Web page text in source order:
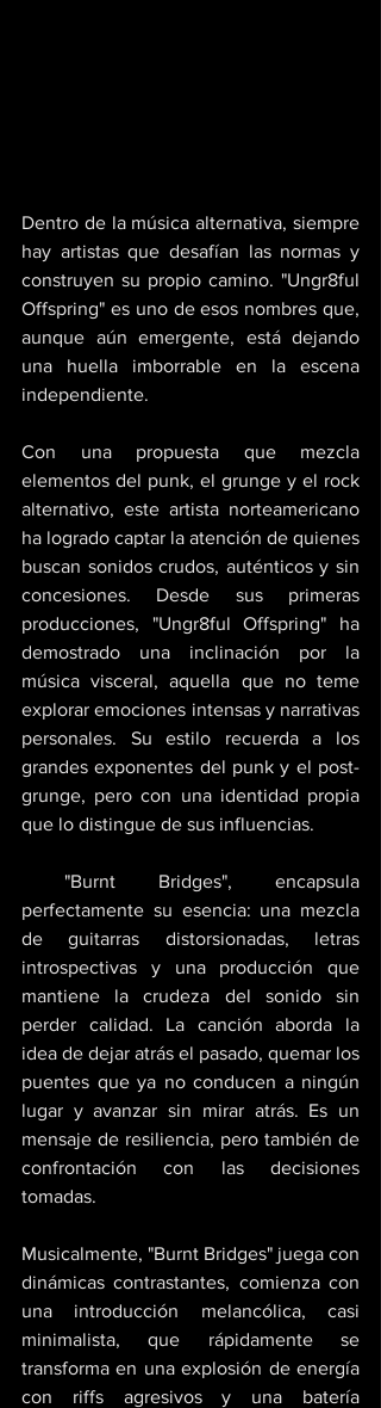
Dentro de la música alternativa, siempre
hay artistas que desafían las normas y
construyen su propio camino. "Ungr8ful
Offspring" es uno de esos nombres que,
aunque aún emergente, está dejando
una huella imborrable en la escena
independiente.
Con una propuesta que mezcla
elementos del punk, el grunge y el rock
alternativo, este artista norteamericano
ha logrado captar la atención de quienes
buscan sonidos crudos, auténticos y sin
concesiones. Desde sus primeras
producciones, "Ungr8ful Offspring" ha
demostrado una inclinación por la
música visceral, aquella que no teme
explorar emociones intensas y narrativas
personales. Su estilo recuerda a los
grandes exponentes del punk y el post-
grunge, pero con una identidad propia
que lo distingue de sus influencias.
perfectamente su esencia: una mezcla
de guitarras distorsionadas, letras
introspectivas y una producción que
mantiene la crudeza del sonido sin
perder calidad. La canción aborda la
idea de dejar atrás el pasado, quemar los
puentes que ya no conducen a ningún
lugar y avanzar sin mirar atrás. Es un
mensaje de resiliencia, pero también de
confrontación con las decisiones
tomadas.
Musicalmente, "Burnt Bridges" juega con
dinámicas contrastantes, comienza con
una introducción melancólica, casi
minimalista, que rápidamente se
transforma en una explosión de energía
con riffs agresivos y una batería